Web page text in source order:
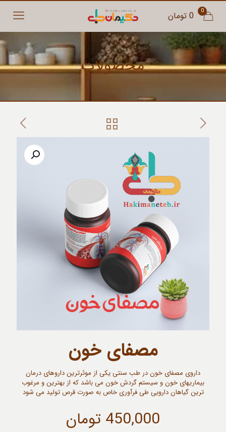
0 0 تومان
محصولات
مصفای خون
داروی مصفای خون در طب سنتی یکی از موثرترین داروهای درمان
بیماریهای خون و سیستم گردش خون می باشد که از بهترین و مرغوب
ترین گیاهان دارویی طی فرآوری خاص به صورت قرص تولید می شود
450,000 تومان